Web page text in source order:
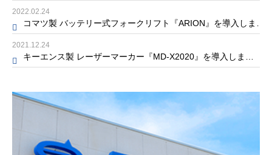
2022.02.24
コマツ製 バッテリー式フォークリフト『ARION』を導入しま…
2021.12.24
キーエンス製 レーザーマーカー『MD-X2020』を導入しま…